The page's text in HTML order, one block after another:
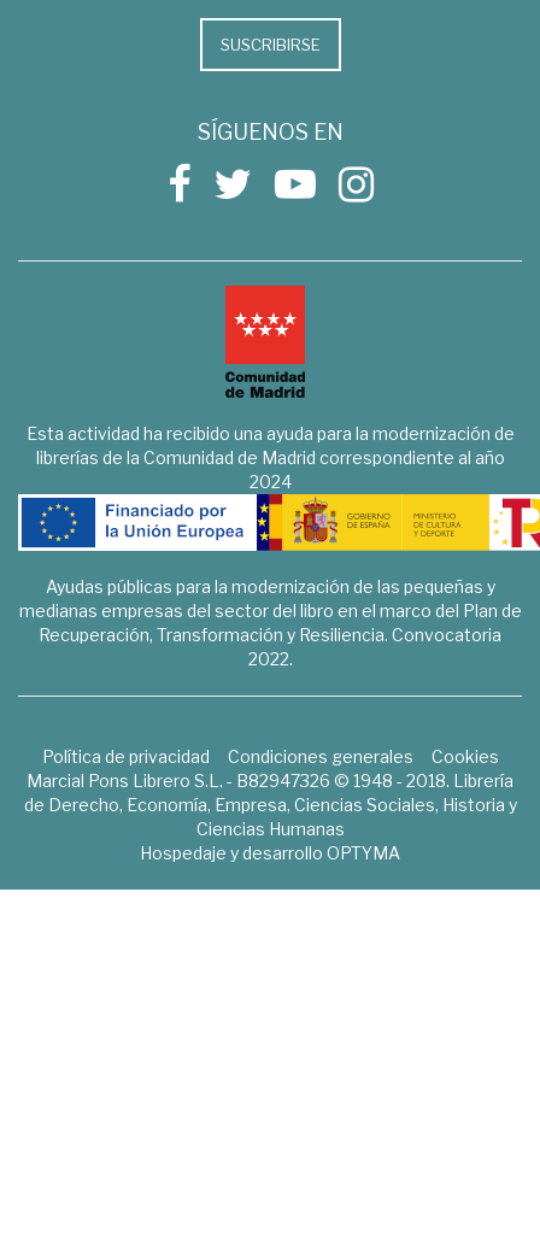
SUSCRIBIRSE
SÍGUENOS EN
Esta actividad ha recibido una ayuda para la modernización de
librerías de la Comunidad de Madrid correspondiente al año
2024
Ayudas públicas para la modernización de las pequeñas y
medianas empresas del sector del libro en el marco del Plan de
Recuperación, Transformación y Resiliencia. Convocatoria
2022.
Política de privacidad Condiciones generales
Cookies
Marcial Pons Librero S.L. - B82947326 © 1948 - 2018. Librería
de Derecho, Economía, Empresa, Ciencias Sociales, Historia y
Ciencias Humanas
Hospedaje y desarrollo OPTYMA